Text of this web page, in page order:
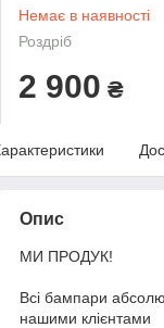
Немає в наявності
Роздріб
2 900 ₴
Опис
МИ ПРОДУК!
Всі бампари
нашими клієнтами